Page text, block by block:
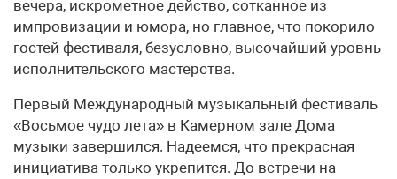
вечера, искрометное действо, сотканное из
импровизации и юмора, но главное, что покорило
гостей фестиваля, безусловно, высочайший уровнь
исполнительского мастерства.
Первый Международный музыкальный фестиваль
«Восьмое чудо лета» в Камерном зале Дома
музыки завершился. Надеемся, что прекрасная
инициатива только укрепится. До встречи на